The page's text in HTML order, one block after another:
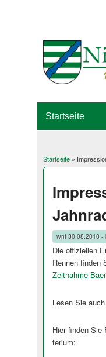
Sie sind
Startseite»
wnf30.08.2010 -
Die offiziellen
Rennen finden
Zeitnahme
Lesen Sie
Hier finden
terium: